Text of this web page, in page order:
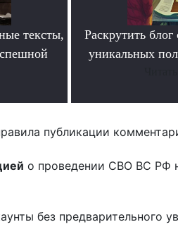
тексты,
Раскрутить
уникальных
публикации
о проведении СВО ВС РФ
без предварительного